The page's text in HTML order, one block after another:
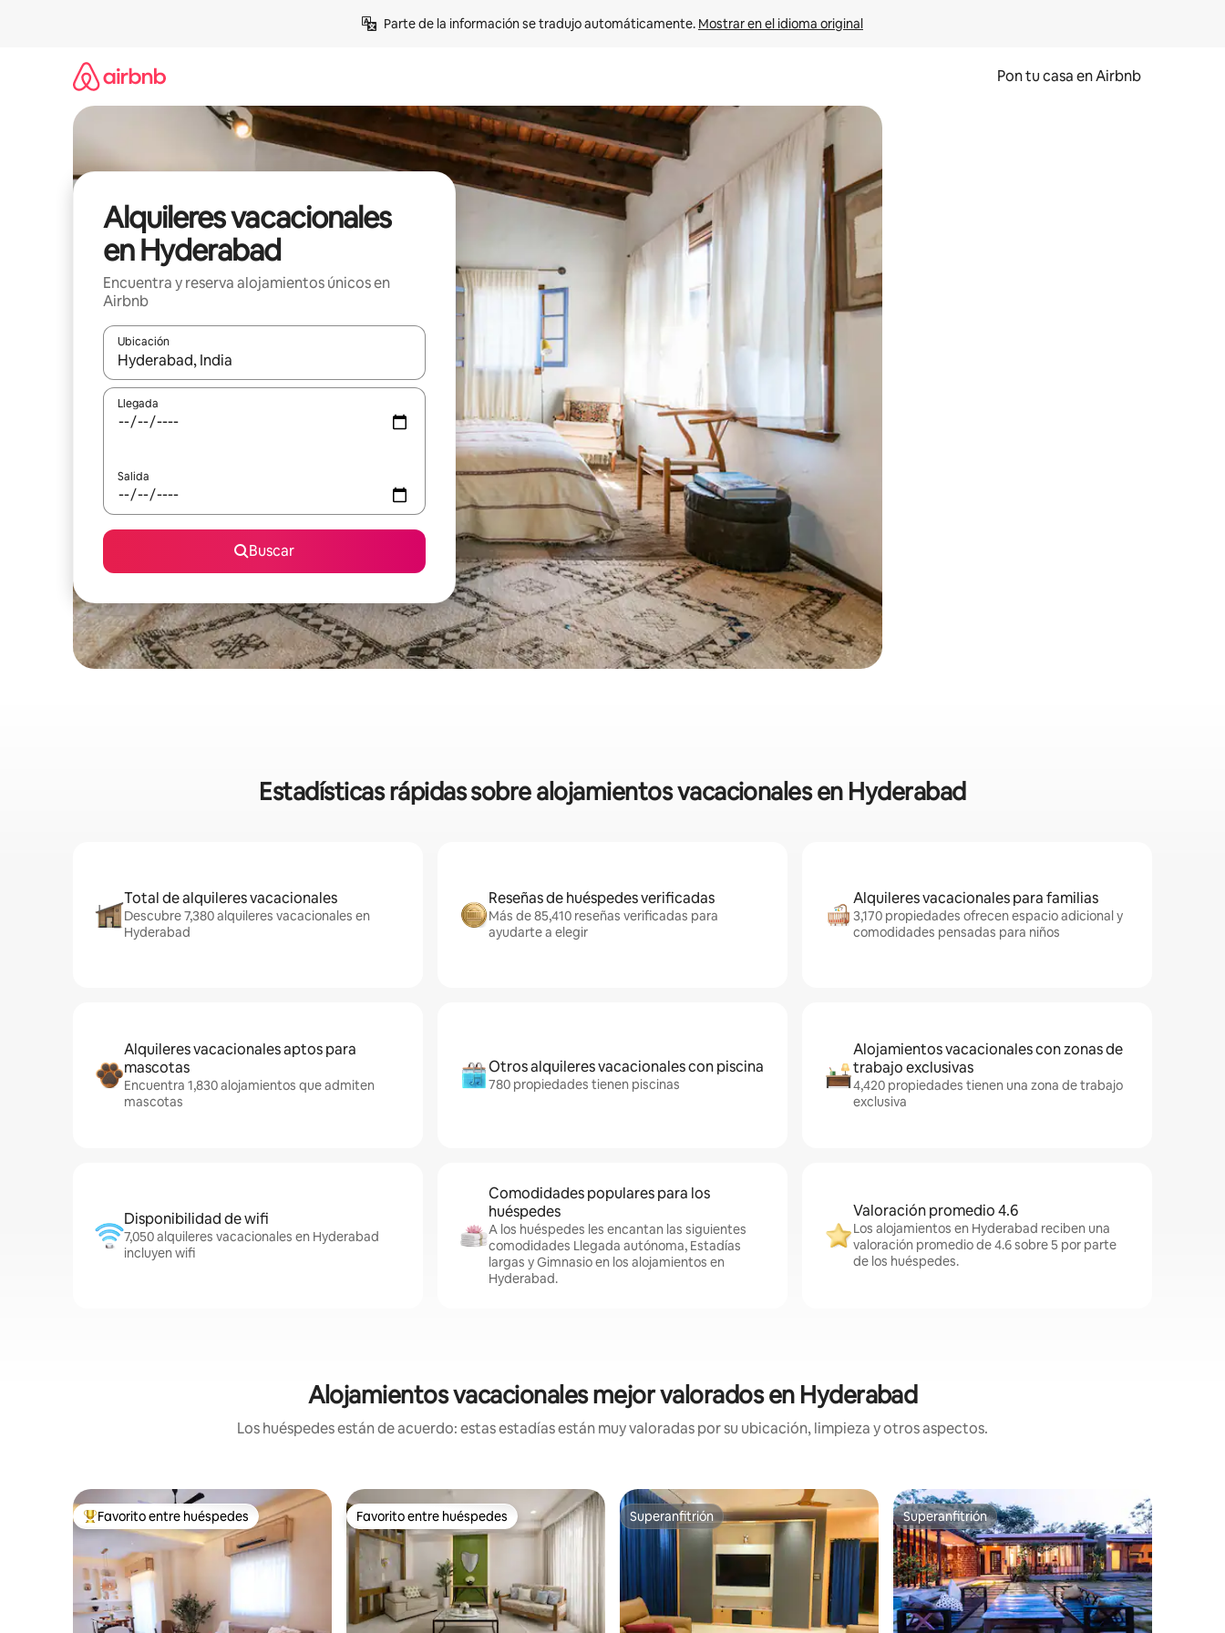
Parte de la información se tradujo automáticamente. Mostrar en el idioma original
Pon tu casa en Airbnb
Alquileres vacacionales
en Hyderabad
Encuentra y reserva alojamientos únicos en
Airbnb
Ubicación
Cuando los resultados estén disponibles, navega con las teclas de flecha hacia arriba y hacia abajo o explora con el tacto o desliza el dedo.
Llegada
Salida
Buscar
Estadísticas rápidas sobre alojamientos vacacionales en Hyderabad
Total de alquileres vacacionales
Descubre 7,380 alquileres vacacionales en
Hyderabad
Reseñas de huéspedes verificadas
Más de 85,410 reseñas verificadas para
ayudarte a elegir
Alquileres vacacionales para familias
3,170 propiedades ofrecen espacio adicional y
comodidades pensadas para niños
Alquileres vacacionales aptos para
mascotas
Encuentra 1,830 alojamientos que admiten
mascotas
Otros alquileres vacacionales con piscina
780 propiedades tienen piscinas
Alojamientos vacacionales con zonas de
trabajo exclusivas
4,420 propiedades tienen una zona de trabajo
exclusiva
Disponibilidad de wifi
7,050 alquileres vacacionales en Hyderabad
incluyen wifi
Comodidades populares para los
huéspedes
A los huéspedes les encantan las siguientes
comodidades Llegada autónoma, Estadías
largas y Gimnasio en los alojamientos en
Hyderabad.
Valoración promedio 4.6
Los alojamientos en Hyderabad reciben una
valoración promedio de 4.6 sobre 5 por parte
de los huéspedes.
Alojamientos vacacionales mejor valorados en Hyderabad
Los huéspedes están de acuerdo: estas estadías están muy valoradas por su ubicación, limpieza y otros aspectos.
Favorito entre huéspedes preferido
Favorito entre huéspedes Favorito entre huéspedes
Favorito entre huéspedes Superanfitrión
Superanfitrión Superanfitrión
Superanfitrión